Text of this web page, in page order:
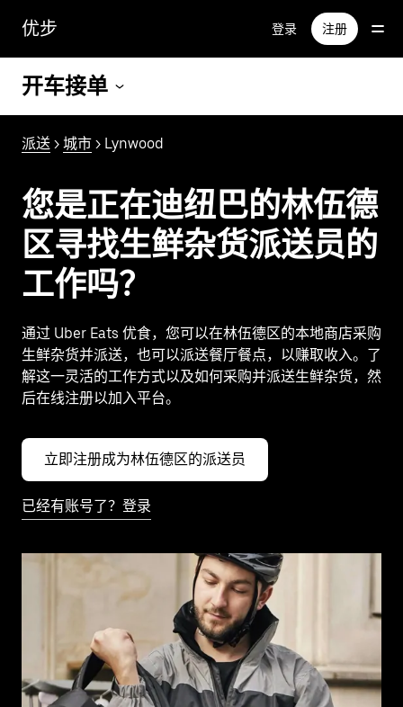
容
优步 登录 注册
开车接单
派送 > 城市 > Lynwood
您是正在迪纽巴的林伍德
区寻找生鲜杂货派送员的
工作吗？
通过 Uber Eats 优食，您可以在林伍德区的本地商店采购
生鲜杂货并派送，也可以派送餐厅餐点，以赚取收入。了
解这一灵活的工作方式以及如何采购并派送生鲜杂货，然
后在线注册以加入平台。
立即注册成为林伍德区的派送员
已经有账号了？登录